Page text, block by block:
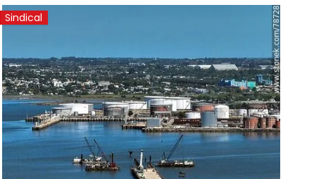
Sindical